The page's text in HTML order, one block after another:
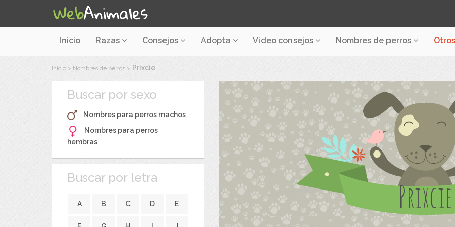
Inicio Razas Consejos Adopta Video consejos Nombres de perros
Inicio > Nombres de perros > Prixcie
Buscar por sexo
Nombres para perros machos
Nombres para perros
hembras
Buscar por letra
A B C D E Prixcie